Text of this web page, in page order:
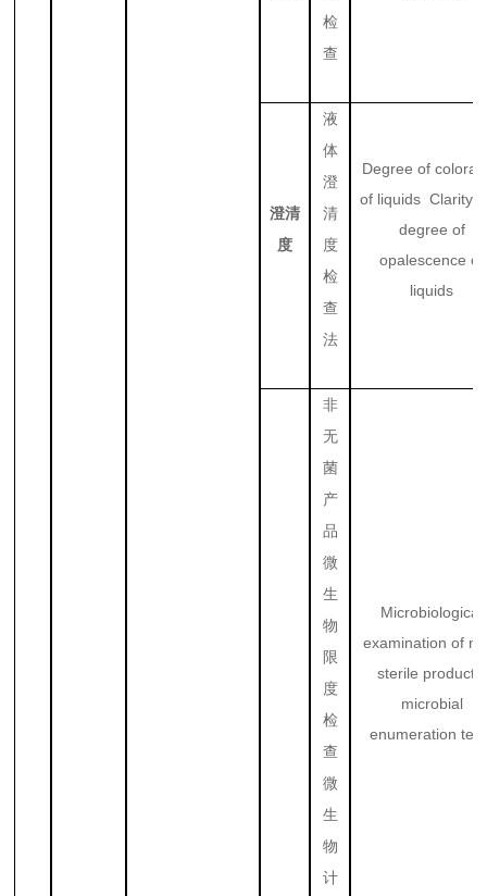
检
查
澄清
度
液
体
澄
清
度
检
查
法
Degree of
of liquids Clarity
degree of
opalescence of
liquids
非
无
菌
产
品
微
生
物
限
度
检
查
微
生
物
计
Microbiological
examination of
sterile products:
microbial
enumeration